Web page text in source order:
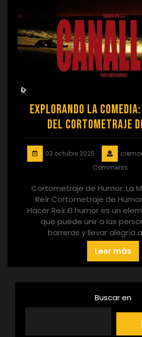
Explorando la
del Cortometraje
03 octubre 2025
Comments
Cortometraje de Humor: La
Reír Cortometraje de
Hacer Reír El humor es un
que puede unir a las
barreras y llevar alegría
Leer más
Buscar en